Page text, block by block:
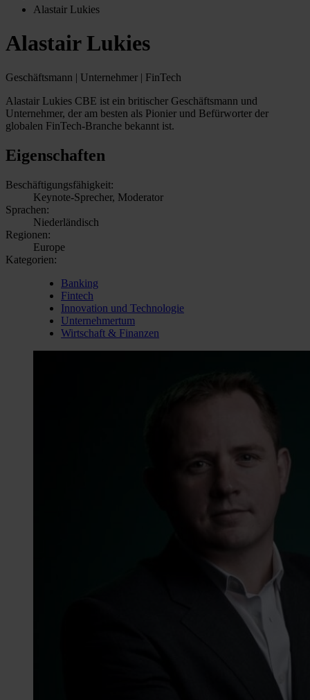
Alastair Lukies
Alastair Lukies
Geschäftsmann | Unternehmer | FinTech
Alastair Lukies CBE ist ein britischer Geschäftsmann und
Unternehmer, der am besten als Pionier und Befürworter der
globalen FinTech-Branche bekannt ist.
Eigenschaften
Beschäftigungsfähigkeit:
Keynote-Sprecher, Moderator
Sprachen:
Niederländisch
Regionen:
Europe
Kategorien:
Banking
Fintech
Innovation und Technologie
Unternehmertum
Wirtschaft & Finanzen